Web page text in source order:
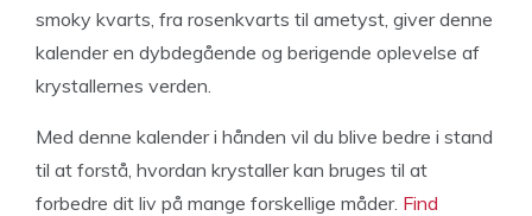
smoky kvarts, fra rosenkvarts til ametyst, giver denne
kalender en dybdegående og berigende oplevelse af
krystallernes verden.
Med denne kalender i hånden vil du blive bedre i stand
til at forstå, hvordan krystaller kan bruges til at
forbedre dit liv på mange forskellige måder. Find